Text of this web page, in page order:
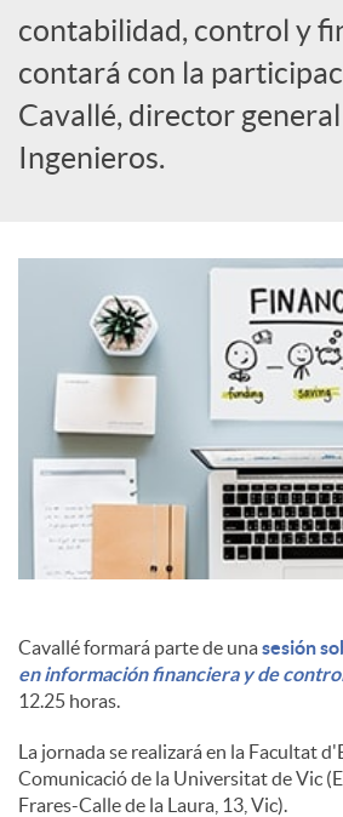
c
i
s
contabilidad, control y
contará con la
Cavallé, director
Ingenieros.
Cavallé formará parte de unasesión
en información financiera y de
12.25 horas.
La jornada se realizará en la Facultat
Comunicació de la Universitat de Vic
Frares-Calle de la Laura, 13, Vic).